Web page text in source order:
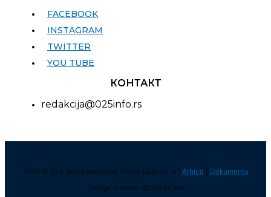
FACEBOOK
INSTAGRAM
TWITTER
YOU TUBE
КОНТАКТ
redakcija@025info.rs
2020 © Sva prava zadržana. Portal 025info.rs | Arhiva
Dokumenta
Design: Premier dizajn studio